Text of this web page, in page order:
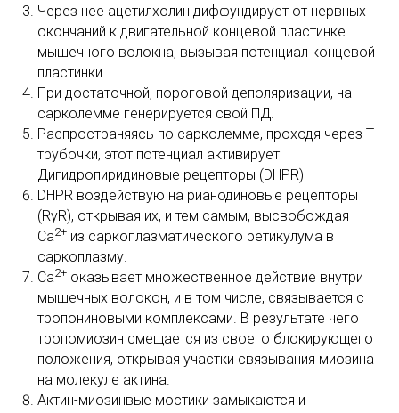
Через нее ацетилхолин диффундирует от нервных
окончаний к двигательной концевой пластинке
мышечного волокна, вызывая потенциал концевой
пластинки.
При достаточной, пороговой деполяризации, на
сарколемме генерируется свой ПД.
Распространяясь по сарколемме, проходя через Т-
трубочки, этот потенциал активирует
Дигидропиридиновые рецепторы (DHPR)
DHPR воздействую на рианодиновые рецепторы
(RyR), открывая их, и тем самым, высвобождая
Са2+ из саркоплазматического ретикулума в
саркоплазму.
Са2+ оказывает множественное действие внутри
мышечных волокон, и в том числе, связывается с
тропониновыми комплексами. В результате чего
тропомиозин смещается из своего блокирующего
положения, открывая участки связывания миозина
на молекуле актина.
Актин-миозинвые мостики замыкаются и